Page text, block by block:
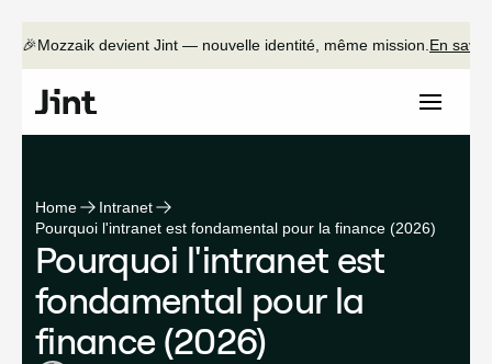
🎉Mozzaik devient Jint — nouvelle identité, même mission. En
Home
Intranet
Pourquoi l'intranet est fondamental pour la finance (2026)
Pourquoi l'intranet est
fondamental pour la
finance (2026)